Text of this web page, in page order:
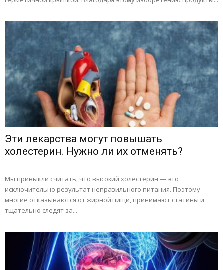
Эти лекарства могут повышать
холестерин. Нужно ли их отменять?
Мы привыкли считать, что высокий холестерин — это
исключительно результат неправильного питания. Поэтому
многие отказываются от жирной пищи, принимают статины и
тщательно следят за...